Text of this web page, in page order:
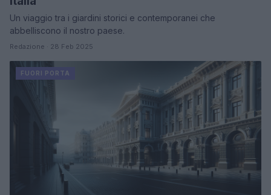
Un viaggio tra i giardini storici e contemporanei che
abbelliscono il nostro paese.
Redazione · 28 Feb 2025
FUORI PORTA